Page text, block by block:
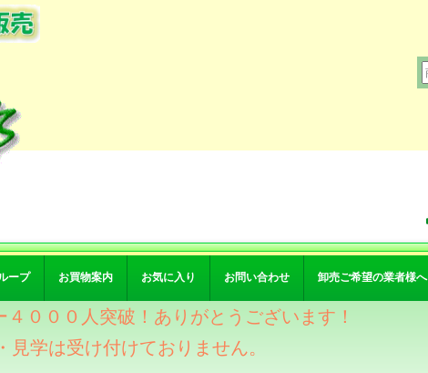
ープ お買物案内 お気に入り お問い合わせ 卸売ご希望の業者様へ
０００人突破！ありがとうございます！
学は受け付けておりません。